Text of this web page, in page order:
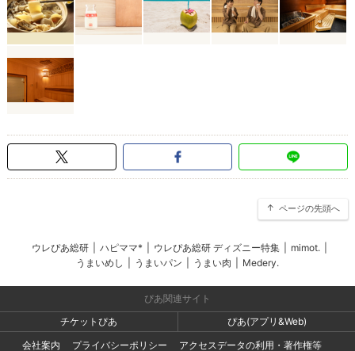
ページの先頭へ
ウレぴあ総研 ハピママ* ウレぴあ総研 ディズニー特集 mimot.
うまいめし
うまいパン うまい肉 Medery.
ぴあ関連サイト
チケットぴあ
ぴあ(アプリ&Web)
会社案内
プライバシーポリシー アクセスデータの利用・著作権等